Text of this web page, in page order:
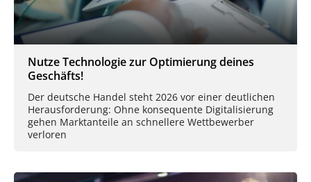
Nutze Technologie zur Optimierung deines
Geschäfts!
Der deutsche Handel steht 2026 vor einer deutlichen
Herausforderung: Ohne konsequente Digitalisierung
gehen Marktanteile an schnellere Wettbewerber
verloren